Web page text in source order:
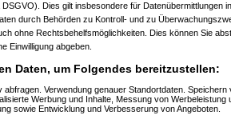
Dies gilt insbesondere für Datenübermittlungen
durch Behörden zu Kontroll- und zu
ohne Rechtsbehelfsmöglichkeiten. Dies können Sie
Einwilligung abgeben.
Daten, um Folgendes bereitzustellen:
Verwendung genauer Standortdaten. Speichern
Werbung und Inhalte, Messung von Werbeleistung
sowie Entwicklung und Verbesserung von Angeboten.